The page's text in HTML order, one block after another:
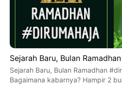
Sejarah Baru, Bulan
Sejarah Baru, Bulan Ramadhan
Bagaimana kabarnya? Hampir 2